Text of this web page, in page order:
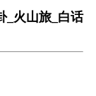
_火山旅_白话